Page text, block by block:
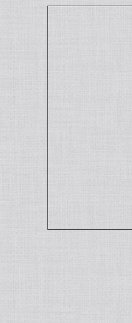
す。
【
いつもお店で使わ
子
ご
完
いつもありがとう